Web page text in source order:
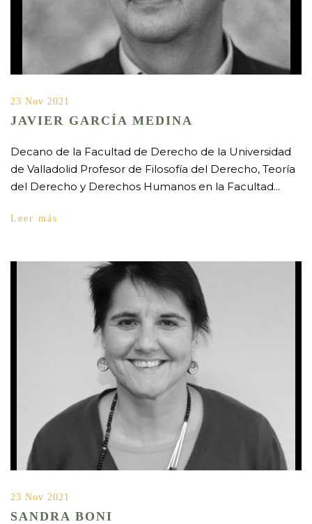
23 Nov 2021
JAVIER GARCÍA MEDINA
Decano de la Facultad de Derecho de la Universidad
de Valladolid Profesor de Filosofía del Derecho, Teoría
del Derecho y Derechos Humanos en la Facultad...
Leer más
23 Nov 2021
SANDRA BONI